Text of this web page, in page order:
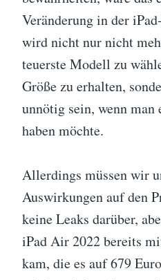
Veränderung in der
wird nicht nur nicht
teuerste Modell zu
Größe zu erhalten,
unnötig sein, wenn man
haben möchte.
Allerdings müssen wir
Auswirkungen auf den
keine Leaks darüber,
iPad Air 2022 bereits
kam, die es auf 679